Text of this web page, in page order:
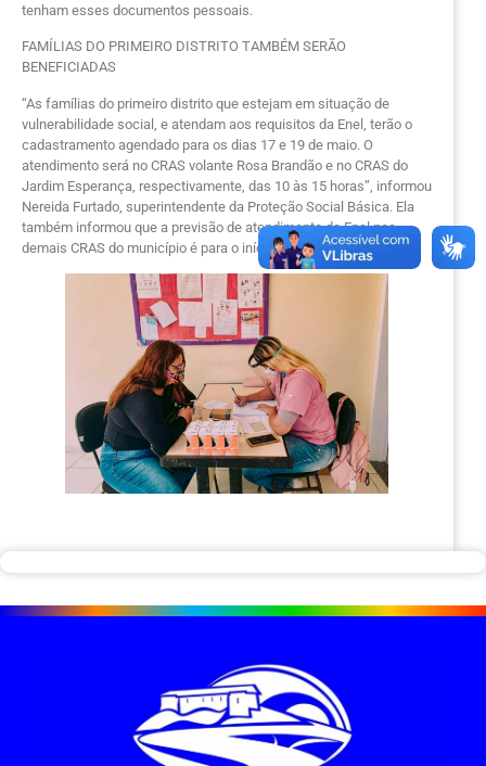
tenham esses documentos pessoais.
FAMÍLIAS DO PRIMEIRO DISTRITO TAMBÉM SERÃO
BENEFICIADAS
“As famílias do primeiro distrito que estejam em situação de
vulnerabilidade social, e atendam aos requisitos da Enel, terão o
cadastramento agendado para os dias 17 e 19 de maio. O
atendimento será no CRAS volante Rosa Brandão e no CRAS do
Jardim Esperança, respectivamente, das 10 às 15 horas”, informou
Nereida Furtado, superintendente da Proteção Social Básica. Ela
também informou que a previsão de atendimento da Enel nos
demais CRAS do município é para o início do segundo semestre.